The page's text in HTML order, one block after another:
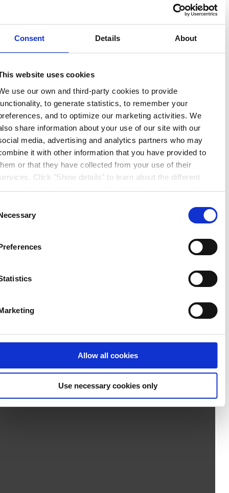
Consent Details About
This website uses cookies
We use our own and third-party cookies to provide
functionality, to generate statistics, to remember your
preferences, and to optimize our marketing activities. We
also share information about your use of our site with our
social media, advertising and analytics partners who may
combine it with other information that you have provided to
them or that they have collected from your use of their
services. Click "Show details" to learn about the different
types of cookies that we use. We will only use the cookies
cookies after having received your consent. You may
withdraw your consent at any time by using the link in our
. If you would like to know more how we
process your personal data, please visit our
Privacy
Selection
Necessary
Preferences
Statistics
Marketing
Allow all cookies
Use necessary cookies only